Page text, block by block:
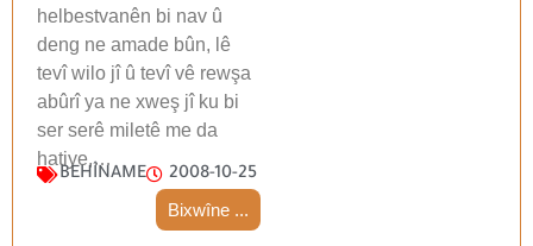
helbestvanên bi nav û
deng ne amade bûn, lê
tevî wilo jî û tevî vê rewşa
abûrî ya ne xweş jî ku bi
ser serê miletê me da
hatiye,…
BEHÎNAME 2008-10-25
Bixwîne ...